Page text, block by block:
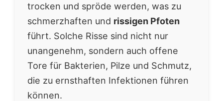
trocken und spröde werden, was zu
schmerzhaften und rissigen Pfoten
führt. Solche Risse sind nicht nur
unangenehm, sondern auch offene
Tore für Bakterien, Pilze und Schmutz,
die zu ernsthaften Infektionen führen
können.